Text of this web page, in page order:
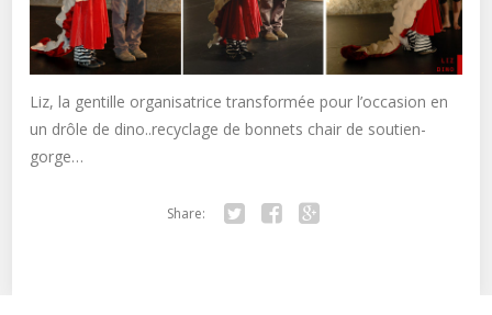
Liz, la gentille organisatrice transformée pour l’occasion en
un drôle de dino..recyclage de bonnets chair de soutien-
gorge…
Share: